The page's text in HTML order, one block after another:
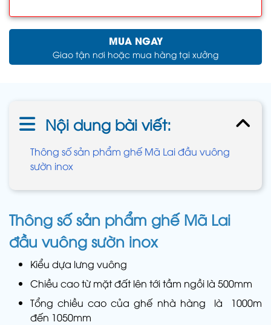
MUA NGAY
Giao tận nơi hoặc mua hàng tại xưởng
Nội dung bài viết:
Thông số sản phẩm ghế Mã Lai đầu vuông
sườn inox
Thông số sản phẩm ghế Mã Lai
đầu vuông sườn inox
Kiểu dựa lưng vuông
Chiều cao từ mặt đất lên tới tầm ngồi là 500mm
Tổng chiều cao của ghế nhà hàng là 1000m
đến 1050mm